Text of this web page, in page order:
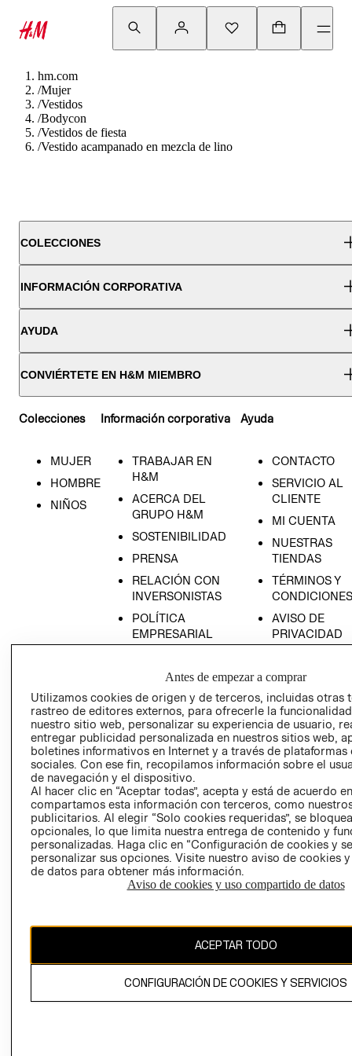
hm.com
/Mujer
/Vestidos
/Bodycon
/Vestidos de fiesta
/Vestido acampanado en mezcla de lino
COLECCIONES
INFORMACIÓN CORPORATIVA
AYUDA
CONVIÉRTETE EN H&M MIEMBRO
Colecciones
MUJER
HOMBRE
NIÑOS
Información corporativa
TRABAJAR EN
H&M
ACERCA DEL
GRUPO H&M
SOSTENIBILIDAD
PRENSA
RELACIÓN CON
INVERSONISTAS
POLÍTICA
EMPRESARIAL
Ayuda
CONTACTO
SERVICIO AL
CLIENTE
MI CUENTA
NUESTRAS
TIENDAS
TÉRMINOS Y
CONDICIONES
AVISO DE
PRIVACIDAD
AVISO DE
COOKIES
LIBRO DE
Ecuador ($)
CAMBIAR REGIÓN
El contenido de esta página web está protegido por copyright y es
propiedad de H&M Hennes & Mauritz AB.
Antes de empezar a comprar
Utilizamos cookies de origen y de terceros, incluidas otras
rastreo de editores externos, para ofrecerle la
nuestro sitio web, personalizar su experiencia de usuario,
entregar publicidad personalizada en nuestros sitios web,
boletines informativos en Internet y a través de plataformas
sociales. Con ese fin, recopilamos información sobre el
de navegación y el dispositivo.
Al hacer clic en “Aceptar todas”, acepta y está de acuerdo
compartamos esta información con terceros, como
publicitarios. Al elegir “Solo cookies requeridas”, se
opcionales, lo que limita nuestra entrega de contenido y
personalizadas. Haga clic en “Configuración de cookies y
personalizar sus opciones. Visite nuestro aviso de cookies
de datos para obtener más información.
Aviso de cookies y uso compartido de datos
ACEPTAR TODO
CONFIGURACIÓN DE COOKIES Y SERVICIOS